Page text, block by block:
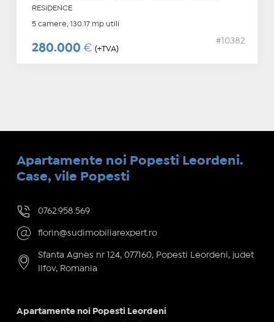
RESIDENCE
5 camere, 130.17 mp utili
280.000 € (+TVA)
#10382
Apartamente noi Popesti Leordeni.
Case, vile Popesti
0762.958.569
florin@sudimobiliarexpert.ro
Sfanta Agnes nr 124, 077160, Popesti Leordeni, judet
Ilfov, Romania
Apartamente noi Popesti Leordeni